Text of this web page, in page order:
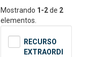
Mostrando 1-2de 2
elementos.
RECURSO
EXTRAORDI